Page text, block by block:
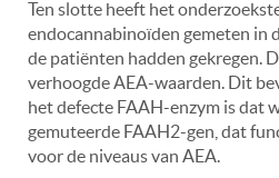
Ten slotte heeft het
endocannabinoïden gemeten in
de patiënten hadden gekregen.
verhoogde AEA-waarden. Dit
het defecte FAAH-enzym is dat
gemuteerde FAAH2-gen, dat
voor de niveaus van AEA.